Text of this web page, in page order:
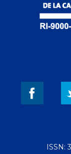
ISSN: